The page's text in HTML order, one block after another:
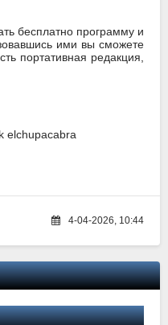
бесплатно программу и
ими вы сможете
портативная редакция,
elchupacabra
4-04-2026, 10:44